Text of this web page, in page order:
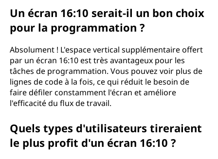
Un écran 16:10 serait-il un bon choix
pour la programmation ?
Absolument ! L'espace vertical supplémentaire offert
par un écran 16:10 est très avantageux pour les
tâches de programmation. Vous pouvez voir plus de
lignes de code à la fois, ce qui réduit le besoin de
faire défiler constamment l'écran et améliore
l'efficacité du flux de travail.
Quels types d'utilisateurs tireraient
le plus profit d'un écran 16:10 ?